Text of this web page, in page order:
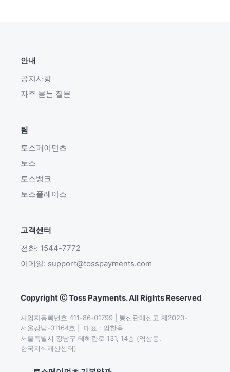
안내
공지사항
자주 묻는 질문
팀
토스페이먼츠
토스
토스뱅크
토스플레이스
고객센터
전화: 1544-7772
이메일: support@tosspayments.com
Copyright ⓒ Toss Payments. All Rights Reserved
사업자등록번호 411-86-01799 | 통신판매신고 제2020-
서울강남-01164호 |  대표 : 임한욱
서울특별시 강남구 테헤란로 131, 14층 (역삼동,
한국지식재산센터)